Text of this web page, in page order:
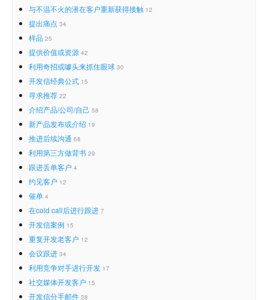
与不温不火的潜在客户重新获得接触 12
提出痛点 34
样品 25
提供价值或资源 42
利用奇招或噱头来抓住眼球 30
开发信经典公式 15
寻求推荐 22
介绍产品/公司/自己 58
新产品发布或介绍 19
推进后续沟通 68
利用第三方做背书 29
跟进丢单客户 4
约见客户 12
催单 4
在cold call后进行跟进 7
开发信案例 15
重复开发老客户 12
会议跟进 34
利用竞争对手进行开发 17
社交媒体开发客户 15
开发信分手邮件 28